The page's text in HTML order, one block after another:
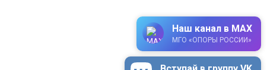
Наш канал в MAX
МГО «ОПОРЫ РОССИИ»